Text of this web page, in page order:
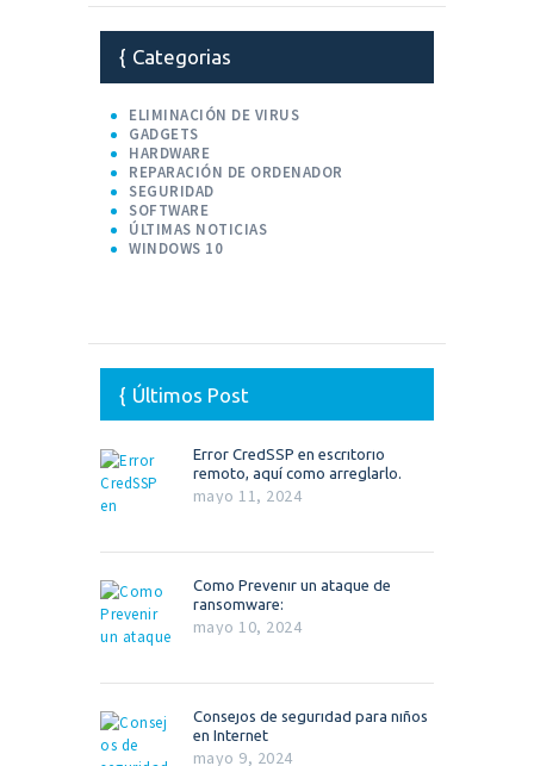
Categorias
ELIMINACIÓN DE VIRUS
GADGETS
HARDWARE
REPARACIÓN DE ORDENADOR
SEGURIDAD
SOFTWARE
ÚLTIMAS NOTICIAS
WINDOWS 10
Últimos Post
Error CredSSP en escritorio
remoto, aquí como arreglarlo.
mayo 11, 2024
Como Prevenir un ataque de
ransomware:
mayo 10, 2024
Consejos de seguridad para niños
en Internet
mayo 9, 2024